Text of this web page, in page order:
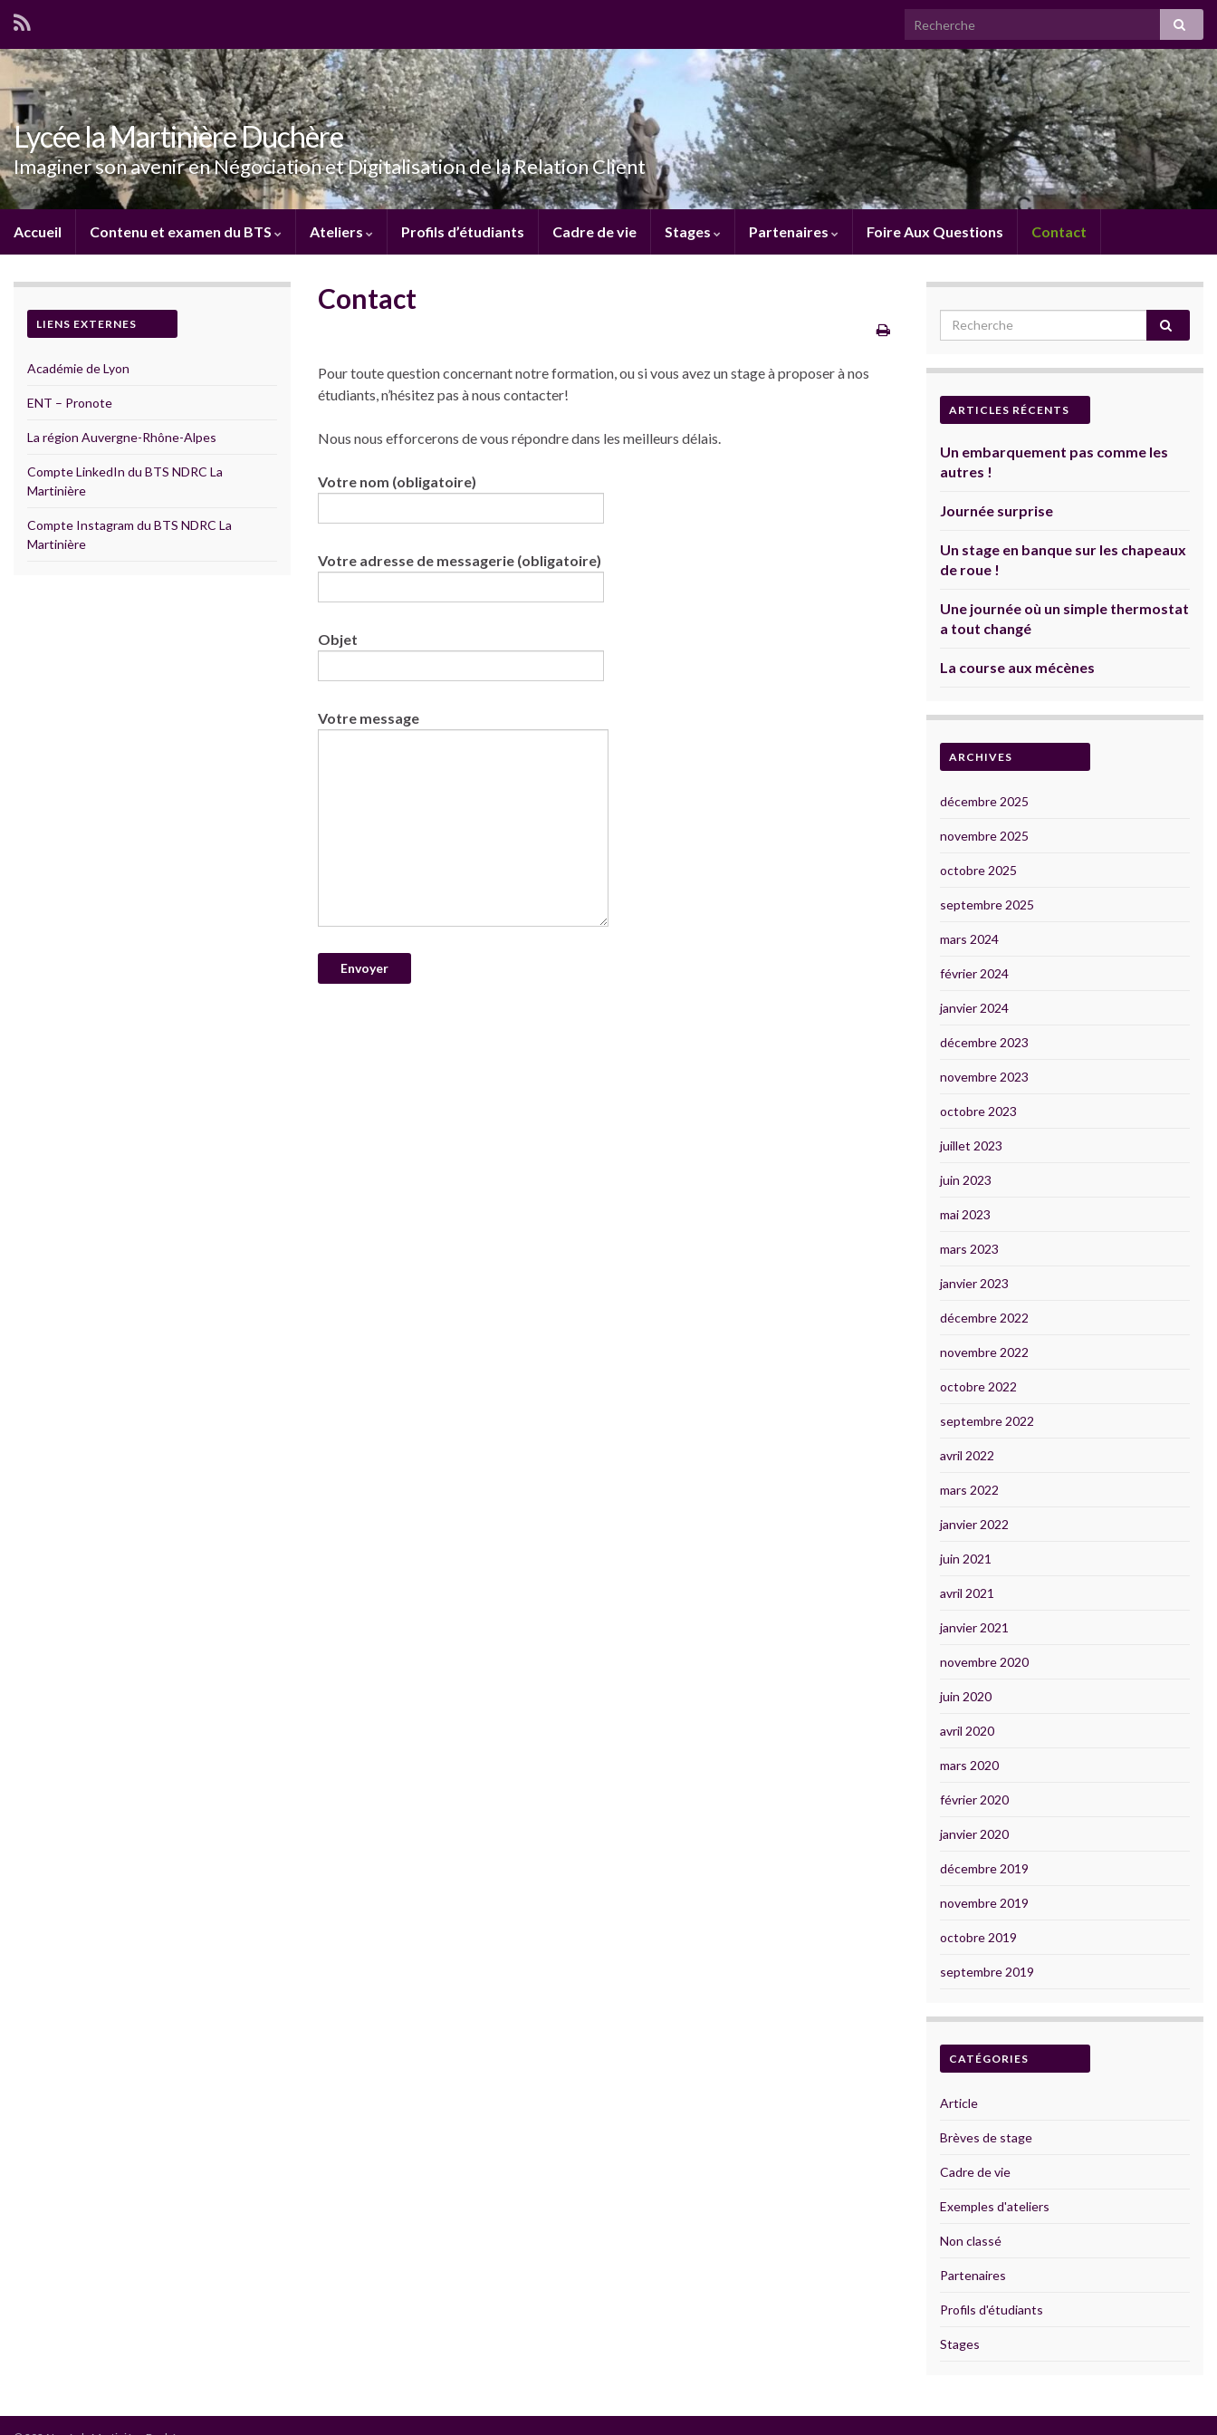
Lycée la Martinière Duchère
Imaginer son avenir en Négociation et Digitalisation de la Relation Client
Accueil Contenu et examen du BTS Ateliers Profils d’étudiants Cadre de vie Stages Partenaires Foire Aux Questions Contact
Contact
Pour toute question concernant notre formation, ou si vous avez un stage à proposer à nos
étudiants, n’hésitez pas à nous contacter!
Nous nous efforcerons de vous répondre dans les meilleurs délais.
Votre nom (obligatoire)
Votre adresse de messagerie (obligatoire)
Objet
Votre message
LIENS EXTERNES
Académie de Lyon
ENT – Pronote
La région Auvergne-Rhône-Alpes
Compte LinkedIn du BTS NDRC La
Martinière
Compte Instagram du BTS NDRC La
Martinière
ARTICLES RÉCENTS
Un embarquement pas comme les
autres !
Journée surprise
Un stage en banque sur les chapeaux
de roue !
Une journée où un simple thermostat
a tout changé
La course aux mécènes
ARCHIVES
décembre 2025
novembre 2025
octobre 2025
septembre 2025
mars 2024
février 2024
janvier 2024
décembre 2023
novembre 2023
octobre 2023
juillet 2023
juin 2023
mai 2023
mars 2023
janvier 2023
décembre 2022
novembre 2022
octobre 2022
septembre 2022
avril 2022
mars 2022
janvier 2022
juin 2021
avril 2021
janvier 2021
novembre 2020
juin 2020
avril 2020
mars 2020
février 2020
janvier 2020
décembre 2019
novembre 2019
octobre 2019
septembre 2019
CATÉGORIES
Article
Brèves de stage
Cadre de vie
Exemples d'ateliers
Non classé
Partenaires
Profils d'étudiants
Stages